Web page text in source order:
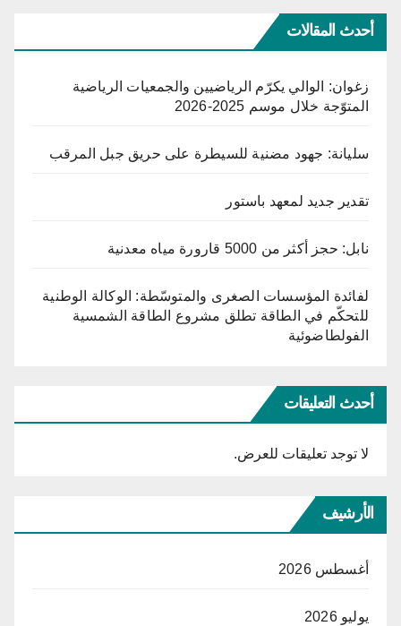
أحدث المقالات
زغوان: الوالي يكرّم الرياضيين والجمعيات الرياضية
المتوّجة خلال موسم 2025-2026
سليانة: جهود مضنية للسيطرة على حريق جبل المرقب
تقدير جديد لمعهد باستور
نابل: حجز أكثر من 5000 قارورة مياه معدنية
لفائدة المؤسسات الصغرى والمتوسّطة: الوكالة الوطنية
للتحكّم في الطاقة تطلق مشروع الطاقة الشمسية
الفولطاضوئية
أحدث التعليقات
لا توجد تعليقات للعرض.
الأرشيف
أغسطس 2026
يوليو 2026